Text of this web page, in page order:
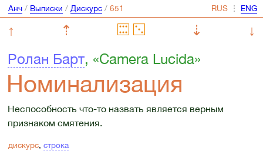
Анч/ Выписки / Дискурс/ ⋮
↑ ⇡ ⇣
↓
Ролан Барт, «Camera Lucida»
Номинализация
Неспособность что-то назвать является верным
признаком смятения.
дискурс, строка